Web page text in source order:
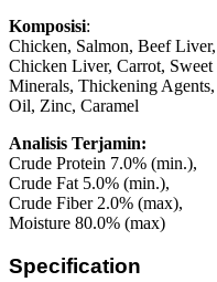
Komposisi:
Chicken, Salmon, Beef
Chicken Liver, Carrot,
Minerals, Thickening
Oil, Zinc, Caramel
Analisis Terjamin:
Crude Protein 7.0% (min.),
Crude Fat 5.0% (min.),
Crude Fiber 2.0% (max),
Moisture 80.0% (max)
Specification